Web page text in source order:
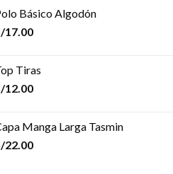
Básico Algodón
17.00
Tiras
12.00
Manga Larga Tasmin
22.00